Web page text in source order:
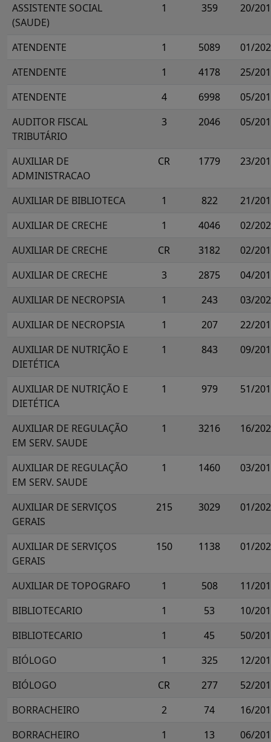
ASSISTENTE SOCIAL
(SAUDE)
1 359 20/
ATENDENTE 1 5089
01/
ATENDENTE
1 4178
25/
ATENDENTE
4 6998
05/
AUDITOR FISCAL
TRIBUTÁRIO
3 2046 05/
AUXILIAR DE
ADMINISTRACAO
CR 1779 23/
AUXILIAR DE BIBLIOTECA 1 822
21/
AUXILIAR DE CRECHE
1 4046
02/
AUXILIAR DE CRECHE
CR 3182
02/
AUXILIAR DE CRECHE
3 2875
04/
AUXILIAR DE NECROPSIA
1 243
03/
AUXILIAR DE NECROPSIA
1 207
22/
AUXILIAR DE NUTRIÇÃO E
DIETÉTICA
1 843 09/
AUXILIAR DE NUTRIÇÃO E
DIETÉTICA
1 979 51/
AUXILIAR DE REGULAÇÃO
EM SERV. SAUDE
1 3216 16/
AUXILIAR DE REGULAÇÃO
EM SERV. SAUDE
1 1460 03/
AUXILIAR DE SERVIÇOS
GERAIS
215 3029 01/
AUXILIAR DE SERVIÇOS
GERAIS
150 1138 01/
AUXILIAR DE TOPOGRAFO 1 508
11/
BIBLIOTECARIO
1 53
10/
BIBLIOTECARIO
1 45
50/
BIÓLOGO
1 325
12/
BIÓLOGO
CR 277
52/
BORRACHEIRO
2 74
16/
BORRACHEIRO
1 13
06/